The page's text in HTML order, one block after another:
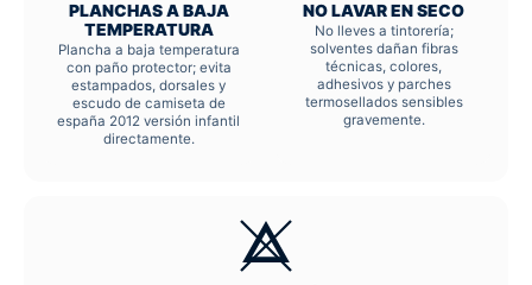
PLANCHAS A BAJA
TEMPERATURA
Plancha a baja temperatura
con paño protector; evita
estampados, dorsales y
escudo de camiseta de
españa 2012 versión infantil
directamente.
NO LAVAR EN SECO
No lleves a tintorería;
solventes dañan fibras
técnicas, colores,
adhesivos y parches
termosellados sensibles
gravemente.